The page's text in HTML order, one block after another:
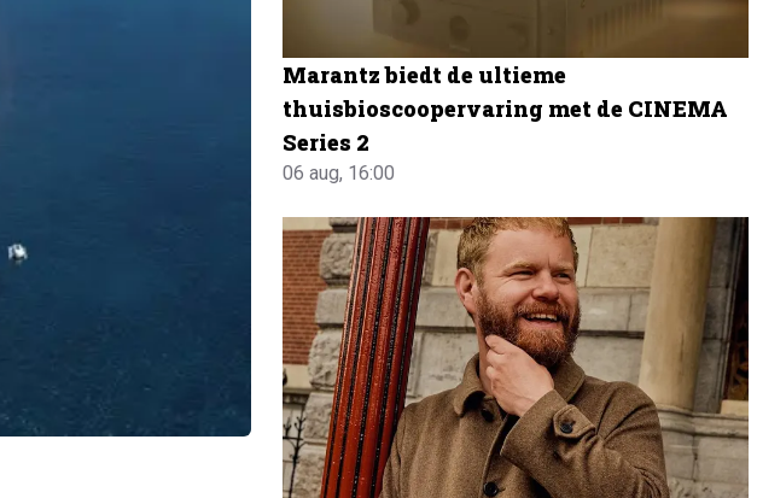
Marantz biedt de ultieme
thuisbioscoopervaring met de CINEMA
Series 2
06 aug, 16:00